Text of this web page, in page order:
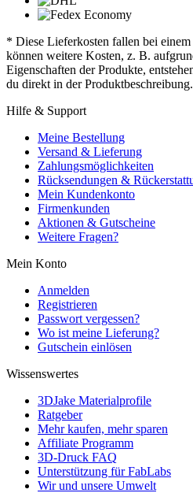
* Diese Lieferkosten fallen bei einem
können weitere Kosten, z. B.
Eigenschaften der Produkte,
du direkt in der Produktbeschreibung.
Hilfe & Support
Meine Bestellung
Versand & Lieferung
Zahlungsmöglichkeiten
Rücksendungen &
Mein Kundenkonto
Firmenkunden
Aktionen & Gutscheine
Weitere Fragen?
Mein Konto
Anmelden
Registrieren
Passwort vergessen?
Wo ist meine Lieferung?
Gutschein einlösen
Wissenswertes
3DJake Materialprofile
Ratgeber
Mehr kaufen, mehr sparen
Affiliate Programm
3D-Druck FAQ
Unterstützung für FabLabs
Wir und unsere Umwelt